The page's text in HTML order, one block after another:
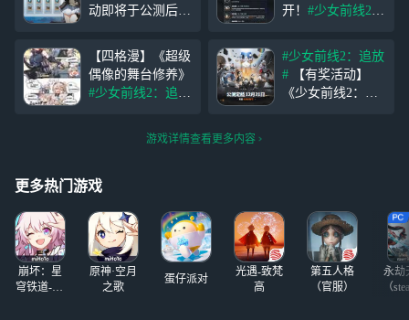
动即将于公测后开
官，【考核目标】
活动将于公测后开
启！ 通关剧情战
役普通【1-1】即
动。完成考核任务
考核目标，可获取
开！ #少女前线2：
一名防卫型人形，
能造成大范围的浊
刻伤害，同时留下
【暗流】地格，为
【四格漫】《超级
偶像的舞台修养》
#少女前线2：追放
的演出状态——这
台修养 ……那家
来捣乱了吗！
#少女前线2：追放
# 【有奖活动】
《少女前线2：追
出【手游VIP周
卡】 尊敬的指挥
官，《
游戏详情查看更多内容
更多热门游戏
崩坏：星
穹铁道-4.4
原神·空月
之歌
蛋仔派对
光遇-致梵
高
第五人格
（官服）
永劫
（